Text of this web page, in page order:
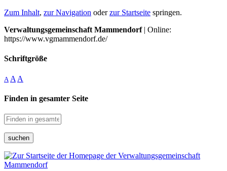
Zum Inhalt, zur Navigation oderzur Startseite springen.
Verwaltungsgemeinschaft Mammendorf| Online:
https://www.vgmammendorf.de/
Schriftgröße
A A A
Finden in gesamter Seite
suchen